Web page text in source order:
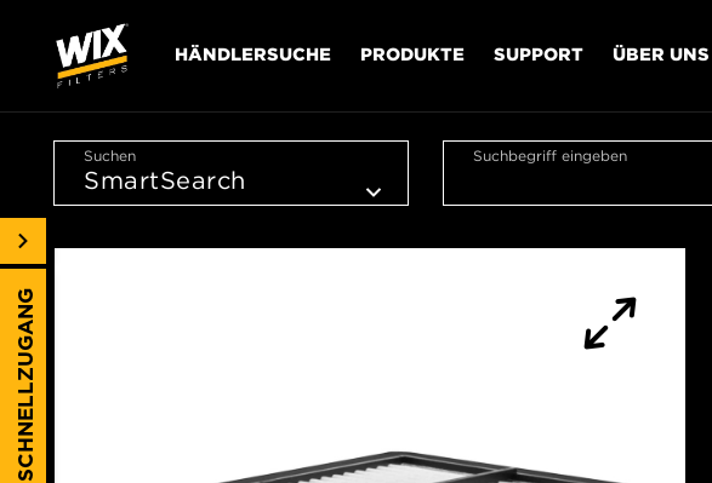
HÄNDLERSUCHE PRODUKTE SUPPORT ÜBER UNS
Suchen Suchbegriff eingeben
SCHNELLZUGANG